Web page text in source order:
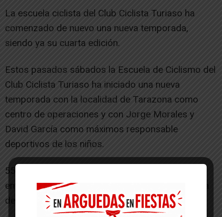
La escuela ciclista del Club Ciclista Turiaso ha
comenzado de nuevo una nueva temporada,
siendo ya su cuarta edición.
Estos pasados sábados la Escuela de Ciclismo del
Club Ciclista Turiaso ha iniciado una nueva
temporada con la localidad de Tarazona como
centro de operaciones y con Jorge Morales y
David García como máximos responsable
deportivos de los niños.
55 jóvenes se han estrenado en los primeros
entrenamientos en lo que han supuesto una toma
de contacto entre los niños y monitores.